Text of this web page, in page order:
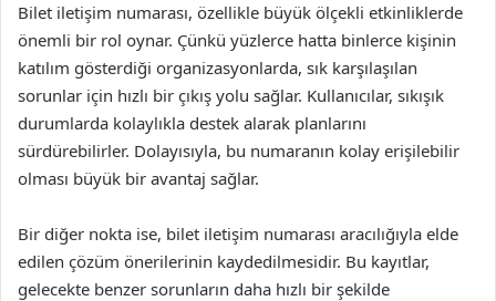
Bilet iletişim numarası, özellikle büyük ölçekli etkinliklerde
önemli bir rol oynar. Çünkü yüzlerce hatta binlerce kişinin
katılım gösterdiği organizasyonlarda, sık karşılaşılan
sorunlar için hızlı bir çıkış yolu sağlar. Kullanıcılar, sıkışık
durumlarda kolaylıkla destek alarak planlarını
sürdürebilirler. Dolayısıyla, bu numaranın kolay erişilebilir
olması büyük bir avantaj sağlar.
Bir diğer nokta ise, bilet iletişim numarası aracılığıyla elde
edilen çözüm önerilerinin kaydedilmesidir. Bu kayıtlar,
gelecekte benzer sorunların daha hızlı bir şekilde